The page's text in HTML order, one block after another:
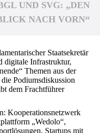
UND SVG: „DEN
NACH VORN“
Staatsekretär
digitale Infrastruktur,
Themen aus der
Podiumsdiskussion
dem Frachtführer
Kooperationsnetzwerk
„Wedolo“,
Startups mit